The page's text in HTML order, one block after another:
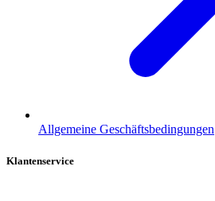
Allgemeine Geschäftsbedingungen
Klantenservice